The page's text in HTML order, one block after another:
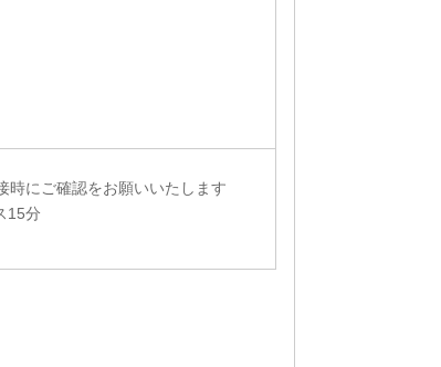
にご確認をお願いいたします
15分